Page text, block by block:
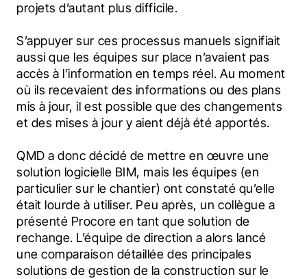
projets d’autant plus difficile.
S’appuyer sur ces processus manuels signifiait
aussi que les équipes sur place n’avaient pas
accès à l’information en temps réel. Au moment
où ils recevaient des informations ou des plans
mis à jour, il est possible que des changements
et des mises à jour y aient déjà été apportés.
QMD a donc décidé de mettre en œuvre une
solution logicielle BIM, mais les équipes (en
particulier sur le chantier) ont constaté qu’elle
était lourde à utiliser. Peu après, un collègue a
présenté Procore en tant que solution de
rechange. L’équipe de direction a alors lancé
une comparaison détaillée des principales
solutions de gestion de la construction sur le